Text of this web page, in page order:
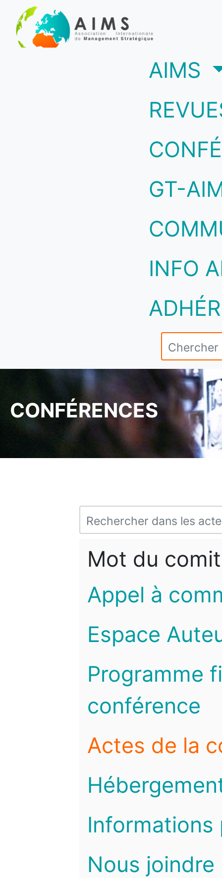
AIMS
GT-
INFO
CONFÉRENCES
Mot du
Appel à
Espace
Programme
conférence
Actes de la
Informations
Nous joindre